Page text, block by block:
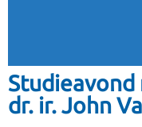
Studieavond
dr. ir. John